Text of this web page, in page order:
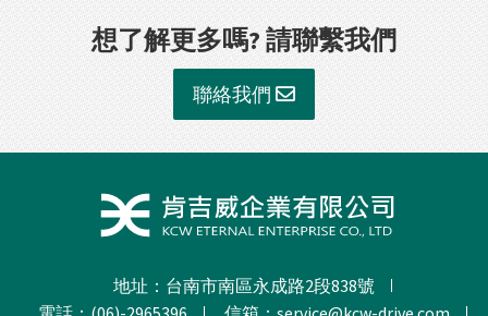
想了解更多嗎? 請聯繫我們
聯絡我們
地址：台南市南區永成路2段838號